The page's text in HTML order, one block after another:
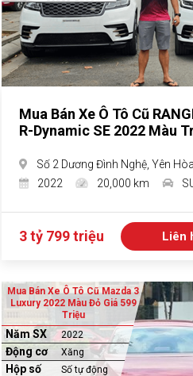
Mua Bán Xe Ô Tô Cũ
R-Dynamic SE 2022 Màu
Số 2 Dương Đình Nghệ, Yên
2022
20,000 km
3 tỷ 799 triệu Liên
Mua Bán Xe Ô Tô Cũ Mazda 3
Luxury 2022 Màu Đỏ Giá 599
Triệu
Năm SX 2022
Động cơ Xăng
Hộp số Số tự động